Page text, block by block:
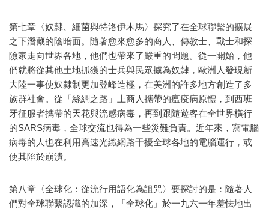
第七章〈奴隸、細菌與特洛伊木馬〉探究了在全球聯繫的擴展
之下潛藏的陰暗面。隨著愈來愈多的商人、傳教士、戰士和探
險家走向世界各地，他們也帶來了嚴重的問題。從一開始，他
們就將從其他土地抓獲的士兵與民眾擄為奴隸，歐洲人發現新
大陸一事使奴隸制更加登峰造極，在美洲的許多地方創造了多
族群社會。從「絲綢之路」上商人攜帶的瘟疫病原體，到西班
牙征服者攜帶的天花與流感病毒，再到跟隨遊客在全世界橫行
的SARS病毒，全球交流也得為一些災難負責。近年來，寫電腦
病毒的人也在利用高速光纖網路干擾全球各地的電腦運行，或
使其陷於崩潰。
第八章〈全球化：從流行用語化為詛咒〉要探討的是：隨著人
們對全球聯繫認識的加深，「全球化」於一九六一年羞怯地出